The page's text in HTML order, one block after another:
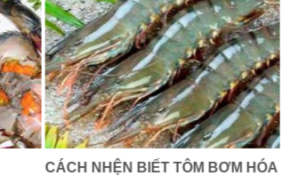
CÁCH NHỆN BIẾT TÔM BƠM HÓA